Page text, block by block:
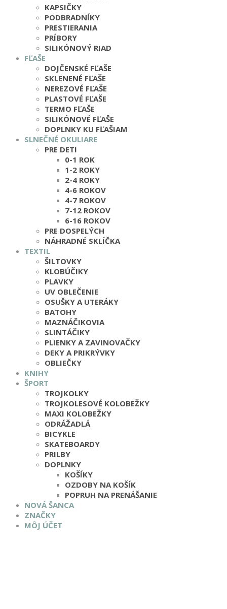
KAPSIČKY
PODBRADNÍKY
PRESTIERANIA
PRÍBORY
SILIKÓNOVÝ RIAD
FĽAŠE
DOJČENSKÉ FĽAŠE
SKLENENÉ FĽAŠE
NEREZOVÉ FĽAŠE
PLASTOVÉ FĽAŠE
TERMO FĽAŠE
SILIKÓNOVÉ FĽAŠE
DOPLNKY KU FĽAŠIAM
SLNEČNÉ OKULIARE
PRE DETI
0-1 ROK
1-2 ROKY
2-4 ROKY
4-6 ROKOV
4-7 ROKOV
7-12 ROKOV
6-16 ROKOV
PRE DOSPELÝCH
NÁHRADNÉ SKLÍČKA
TEXTIL
ŠILTOVKY
KLOBÚČIKY
PLAVKY
UV OBLEČENIE
OSUŠKY A UTERÁKY
BATOHY
MAZNÁČIKOVIA
SLINTÁČIKY
PLIENKY A ZAVINOVAČKY
DEKY A PRIKRÝVKY
OBLIEČKY
KNIHY
ŠPORT
TROJKOLKY
TROJKOLESOVÉ KOLOBEŽKY
MAXI KOLOBEŽKY
ODRÁŽADLÁ
BICYKLE
SKATEBOARDY
PRILBY
DOPLNKY
KOŠÍKY
OZDOBY NA KOŠÍK
POPRUH NA PRENÁŠANIE
NOVÁ ŠANCA
ZNAČKY
MÔJ ÚČET